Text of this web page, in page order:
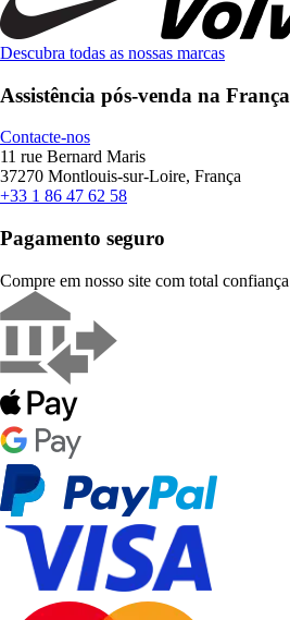
Descubra todas as nossas marcas
Assistência pós-venda na França
Contacte-nos
11 rue Bernard Maris
37270 Montlouis-sur-Loire, França
+33 1 86 47 62 58
Pagamento seguro
Compre em nosso site com total confiança